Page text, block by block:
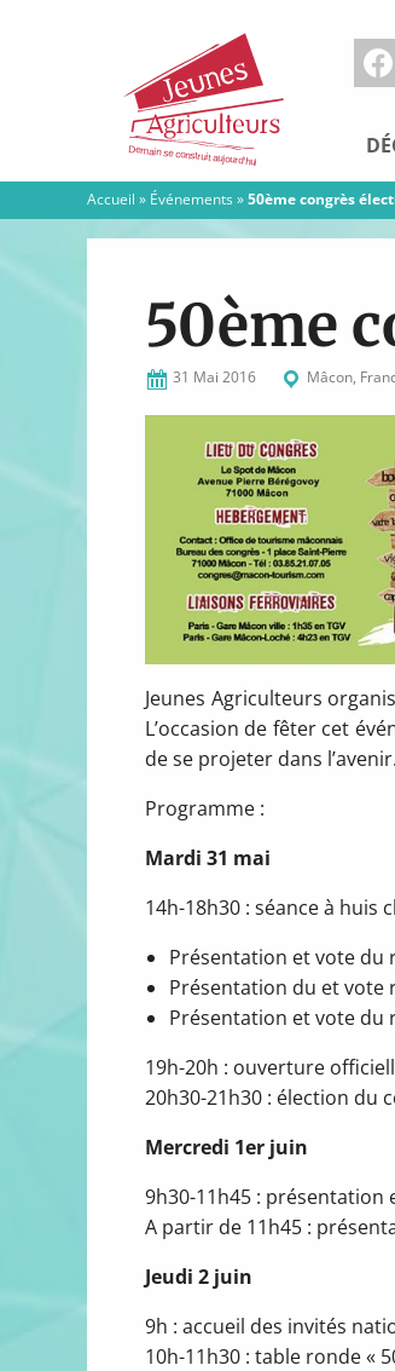
Agriculteurs
Accueil » Événements»50ème congrès
50ème
31 Mai 2016 Mâcon,
Jeunes Agriculteurs
L’occasion de fêter cet
de se projeter dans l’avenir.
Programme :
Mardi 31 mai
14h-18h30 : séance à huis
Présentation et vote du
Présentation du et vote
Présentation et vote du
19h-20h : ouverture
20h30-21h30 : élection du
Mercredi 1er juin
9h30-11h45 :
A partir de 11h45 :
Jeudi 2 juin
9h : accueil des invités
10h-11h30 : table ronde «